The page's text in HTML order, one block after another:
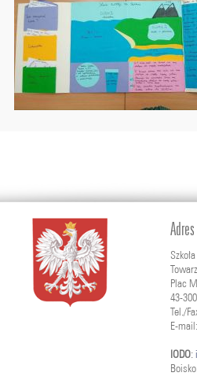
Adres
Plac
43-
Tel./
E-mail:
IODO: